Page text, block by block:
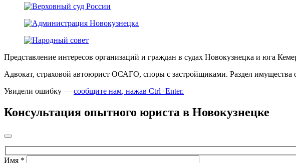
Представление интересов организаций и граждан в судах Новокузнецка и юга
Адвокат, страховой автоюрист ОСАГО, споры с застройщиками. Раздел имущества
Увидели ошибку — сообщите нам, нажав Ctrl+Enter.
Консультация опытного юриста в Новокузнецке
Имя *